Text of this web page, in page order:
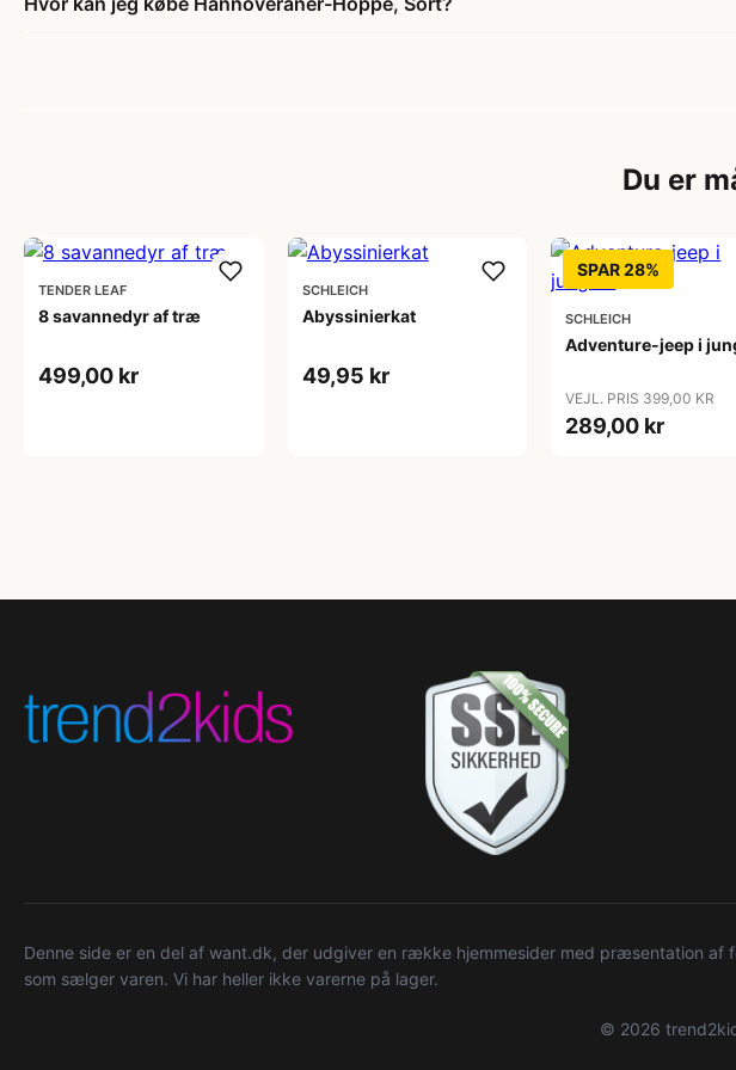
Du er
TENDER LEAF
8 savannedyr af træ
499,00 kr
SCHLEICH
Abyssinierkat
49,95 kr
SPAR 28%
SCHLEICH
Adventure-jeep i
VEJL. PRIS 399,00 KR
289,00 kr
Denne side er en del af want.dk, der udgiver en række hjemmesider med præsentation
som sælger varen. Vi har heller ikke varerne på lager.
© 2026